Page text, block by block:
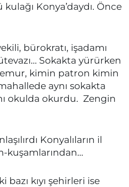
Konya’daydı. Önce
bürokratı, işadamı
Sokakta yürürken
kimin patron kimin
aynı sokakta
okulda okurdu. Zengin
Konyalıların il
kuşamlarından…
bazı kıyı şehirleri ise